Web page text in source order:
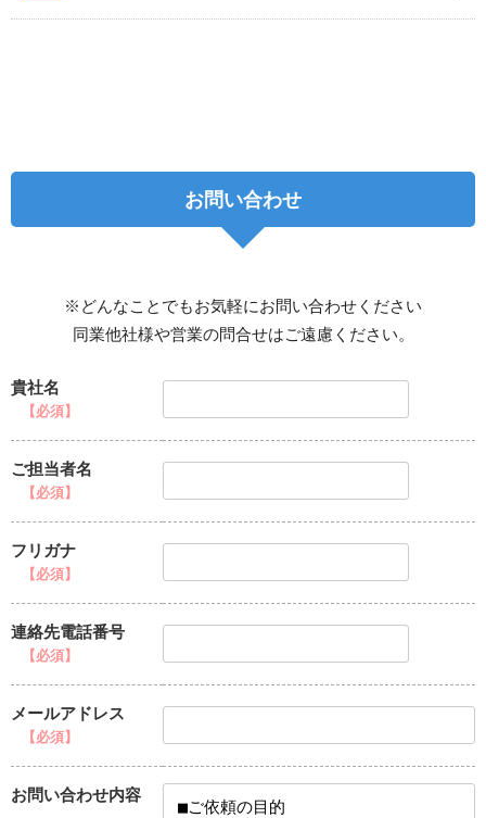
お問い合わせ
※どんなことでもお気軽にお問い合わせください
同業他社様や営業の問合せはご遠慮ください。
貴社名
【必須】
ご担当者名
【必須】
フリガナ
【必須】
連絡先電話番号
【必須】
メールアドレス
【必須】
お問い合わせ内容